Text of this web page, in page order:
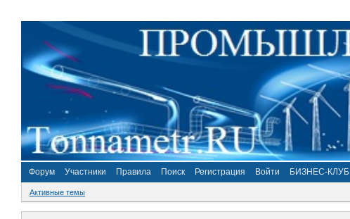
Форум Участники Правила Поиск Регистрация Войти БИЗНЕС-КЛУБ
Активные темы